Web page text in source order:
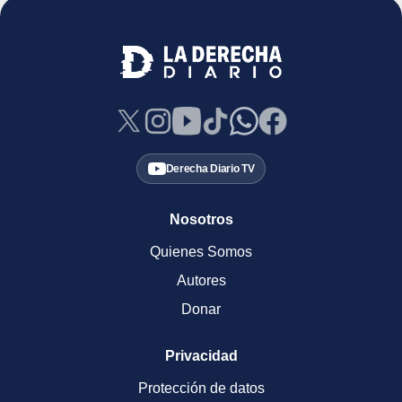
Derecha Diario TV
Nosotros
Quienes Somos
Autores
Donar
Privacidad
Protección de datos